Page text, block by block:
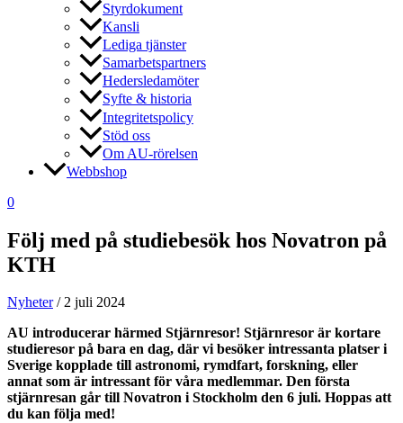
Styrdokument
Kansli
Lediga tjänster
Samarbetspartners
Hedersledamöter
Syfte & historia
Integritetspolicy
Stöd oss
Om AU-rörelsen
Webbshop
0
Följ med på studiebesök hos Novatron på
KTH
Nyheter/2 juli 2024
AU introducerar härmed Stjärnresor! Stjärnresor är kortare
studieresor på bara en dag, där vi besöker intressanta platser i
Sverige kopplade till astronomi, rymdfart, forskning, eller
annat som är intressant för våra medlemmar. Den första
stjärnresan går till Novatron i Stockholm den 6 juli. Hoppas att
du kan följa med!